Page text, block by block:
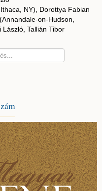
NY), Dorottya Fabian
on-Hudson,
Tallián Tibor